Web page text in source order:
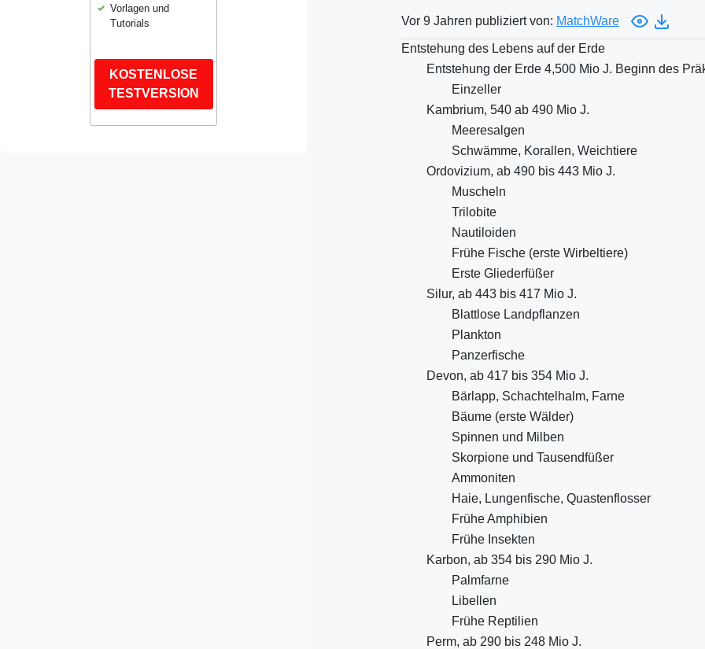
Vorlagen und
Tutorials
KOSTENLOSE
TESTVERSION
Vor 9 Jahren publiziert von: MatchWare
Entstehung des Lebens auf der Erde
Entstehung der Erde 4,500 Mio J. Beginn des
Einzeller
Kambrium, 540 ab 490 Mio J.
Meeresalgen
Schwämme, Korallen, Weichtiere
Ordovizium, ab 490 bis 443 Mio J.
Muscheln
Trilobite
Nautiloiden
Frühe Fische (erste Wirbeltiere)
Erste Gliederfüßer
Silur, ab 443 bis 417 Mio J.
Blattlose Landpflanzen
Plankton
Panzerfische
Devon, ab 417 bis 354 Mio J.
Bärlapp, Schachtelhalm, Farne
Bäume (erste Wälder)
Spinnen und Milben
Skorpione und Tausendfüßer
Ammoniten
Haie, Lungenfische, Quastenflosser
Frühe Amphibien
Frühe Insekten
Karbon, ab 354 bis 290 Mio J.
Palmfarne
Libellen
Frühe Reptilien
Perm, ab 290 bis 248 Mio J.